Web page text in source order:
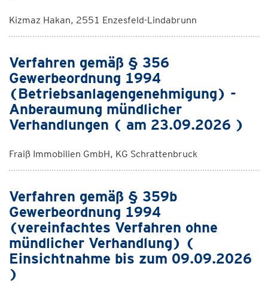
Kizmaz Hakan, 2551 Enzesfeld-Lindabrunn
Verfahren gemäß § 356
Gewerbeordnung 1994
(Betriebsanlagengenehmigung) -
Anberaumung mündlicher
Verhandlungen ( am 23.09.2026 )
Fraiß Immobilien GmbH, KG Schrattenbruck
Verfahren gemäß § 359b
Gewerbeordnung 1994
(vereinfachtes Verfahren ohne
mündlicher Verhandlung) (
Einsichtnahme bis zum 09.09.2026
)